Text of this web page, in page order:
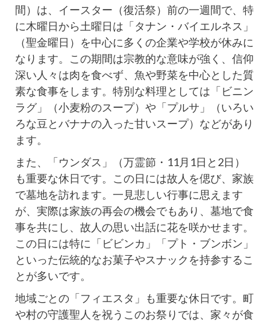
間）は、イースター（復活祭）前の一週間で、特
に木曜日から土曜日は「タナン・バイエルネス」
（聖金曜日）を中心に多くの企業や学校が休みに
なります。この期間は宗教的な意味が強く、信仰
深い人々は肉を食べず、魚や野菜を中心とした質
素な食事をします。特別な料理としては「ビニン
ラグ」（小麦粉のスープ）や「プルサ」（いろい
ろな豆とバナナの入った甘いスープ）などがあり
ます。
また、「ウンダス」（万霊節・11月1日と2日）
も重要な休日です。この日には故人を偲び、家族
で墓地を訪れます。一見悲しい行事に思えます
が、実際は家族の再会の機会でもあり、墓地で食
事を共にし、故人の思い出話に花を咲かせます。
この日には特に「ビビンカ」「プト・ブンボン」
といった伝統的なお菓子やスナックを持参するこ
とが多いです。
地域ごとの「フィエスタ」も重要な休日です。町
や村の守護聖人を祝うこのお祭りでは、家々が食